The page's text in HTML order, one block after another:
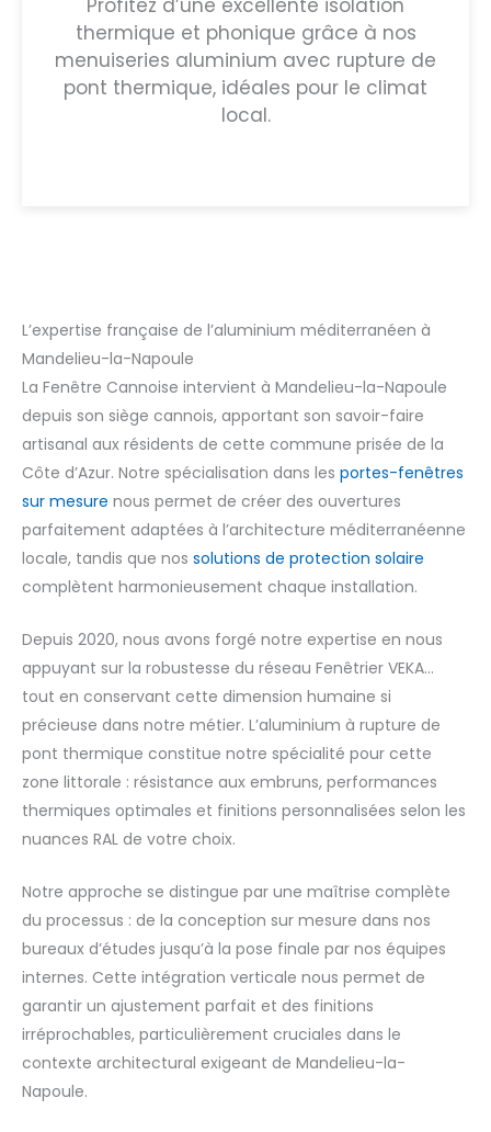
thermique et phonique grâce à nos
menuiseries aluminium avec rupture de
pont thermique, idéales pour le climat
local.
L’expertise française de l’aluminium méditerranéen à
Mandelieu-la-Napoule
La Fenêtre Cannoise intervient à Mandelieu-la-Napoule
depuis son siège cannois, apportant son savoir-faire
artisanal aux résidents de cette commune prisée de la
Côte d’Azur. Notre spécialisation dans les portes-fenêtres
sur mesure nous permet de créer des ouvertures
parfaitement adaptées à l’architecture méditerranéenne
locale, tandis que nos solutions de protection solaire
complètent harmonieusement chaque installation.
Depuis 2020, nous avons forgé notre expertise en nous
appuyant sur la robustesse du réseau Fenêtrier VEKA…
tout en conservant cette dimension humaine si
précieuse dans notre métier. L’aluminium à rupture de
pont thermique constitue notre spécialité pour cette
zone littorale : résistance aux embruns, performances
thermiques optimales et finitions personnalisées selon les
nuances RAL de votre choix.
Notre approche se distingue par une maîtrise complète
du processus : de la conception sur mesure dans nos
bureaux d’études jusqu’à la pose finale par nos équipes
internes. Cette intégration verticale nous permet de
garantir un ajustement parfait et des finitions
irréprochables, particulièrement cruciales dans le
contexte architectural exigeant de Mandelieu-la-
Napoule.